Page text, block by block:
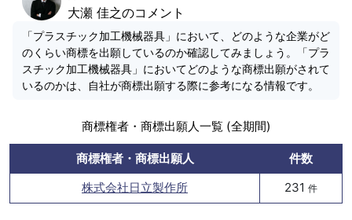
大瀬 佳之のコメント
「プラスチック加工機械器具」において、どのような企業がど
のくらい商標を出願しているのか確認してみましょう。「プラ
スチック加工機械器具」においてどのような商標出願がされて
いるのかは、自社が商標出願する際に参考になる情報です。
商標権者・商標出願人一覧 (全期間)
商標権者・商標出願人
件数
株式会社日立製作所
231 件